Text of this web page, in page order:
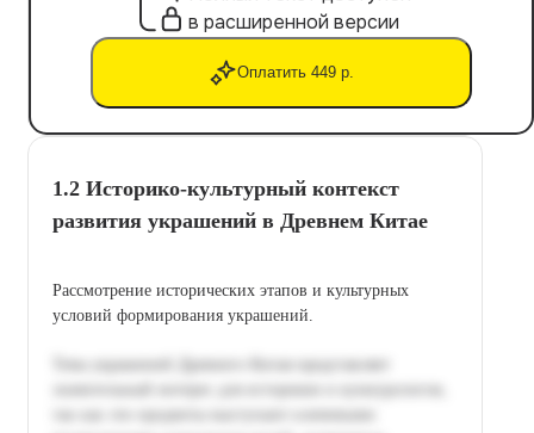
в расширенной версии
Оплатить 449 р.
1.2 Историко-культурный контекст
развития украшений в Древнем Китае
Рассмотрение исторических этапов и культурных
условий формирования украшений.